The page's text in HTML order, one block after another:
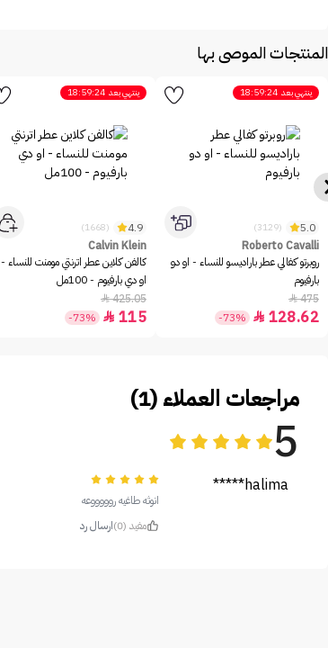
المنتجات الموصى بها
ينتهي بعد 18:59:24
5.0
(3129)
Roberto Cavalli
روبرتو كفالي عطر باراديسو للنساء - او دو
بارفيوم
475

128.62

-73%
ينتهي بعد 18:59:24
4.9
(1668)
Calvin Klein
كالفن كلاين عطر اترنتي مومنت للنساء -
او دي بارفيوم - 100مل
425.05

115

-73%
مراجعات العملاء (1)
5
halima*****
انوثه طاغيه روووووعه
مفيد (0)
ارسال رد